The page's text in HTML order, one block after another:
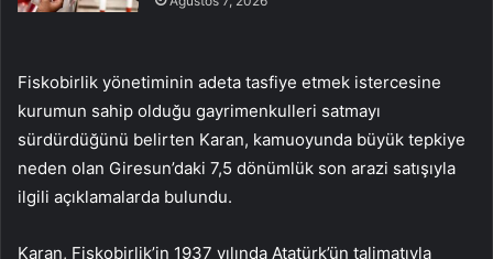
Fiskobirlik yönetiminin adeta tasfiye etmek istercesine
kurumun sahip olduğu gayrimenkulleri satmayı
sürdürdüğünü belirten Karan, kamuoyunda büyük tepkiye
neden olan Giresun’daki 7,5 dönümlük son arazi satışıyla
ilgili açıklamalarda bulundu.
Karan, Fiskobirlik’in 1937 yılında Atatürk’ün talimatıyla